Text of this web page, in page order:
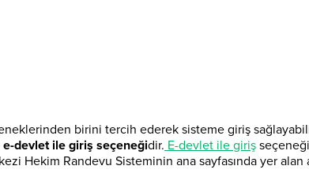
birini tercih ederek sisteme giriş
e-devlet ile giriş seçeneğidir. E-devlet ile giriş
Hekim Randevu Sisteminin ana sayfasında yer